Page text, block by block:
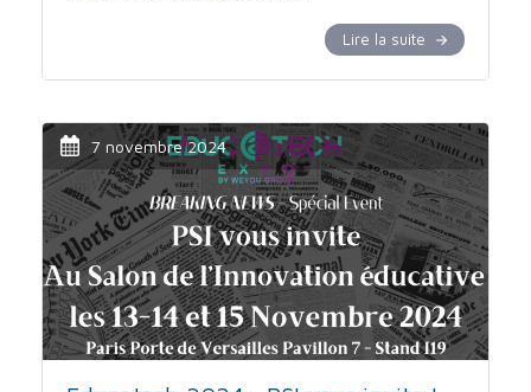
Lire la suite
7 novembre 2024